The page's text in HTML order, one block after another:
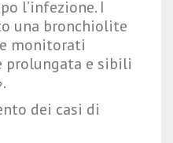
l’infezione. I
una bronchiolite
monitorati
prolungata e sibili
dei casi di